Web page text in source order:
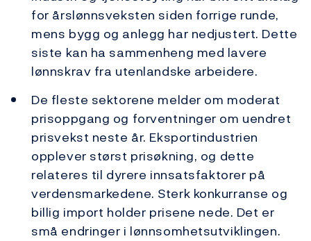
for årslønnsveksten siden forrige runde,
mens bygg og anlegg har nedjustert. Dette
siste kan ha sammenheng med lavere
lønnskrav fra utenlandske arbeidere.
De fleste sektorene melder om moderat
prisoppgang og forventninger om uendret
prisvekst neste år. Eksportindustrien
opplever størst prisøkning, og dette
relateres til dyrere innsatsfaktorer på
verdensmarkedene. Sterk konkurranse og
billig import holder prisene nede. Det er
små endringer i lønnsomhetsutviklingen.